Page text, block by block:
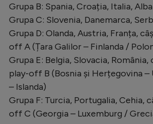
Grupa B: Spania, Croația, Italia,
Grupa C: Slovenia, Danemarca,
Grupa D: Olanda, Austria, Franța,
off A (Țara Galilor – Finlanda /
Grupa E: Belgia, Slovacia,
play-off B (Bosnia și Herțegovina –
– Islanda)
Grupa F: Turcia, Portugalia, Cehia,
off C (Georgia – Luxemburg /